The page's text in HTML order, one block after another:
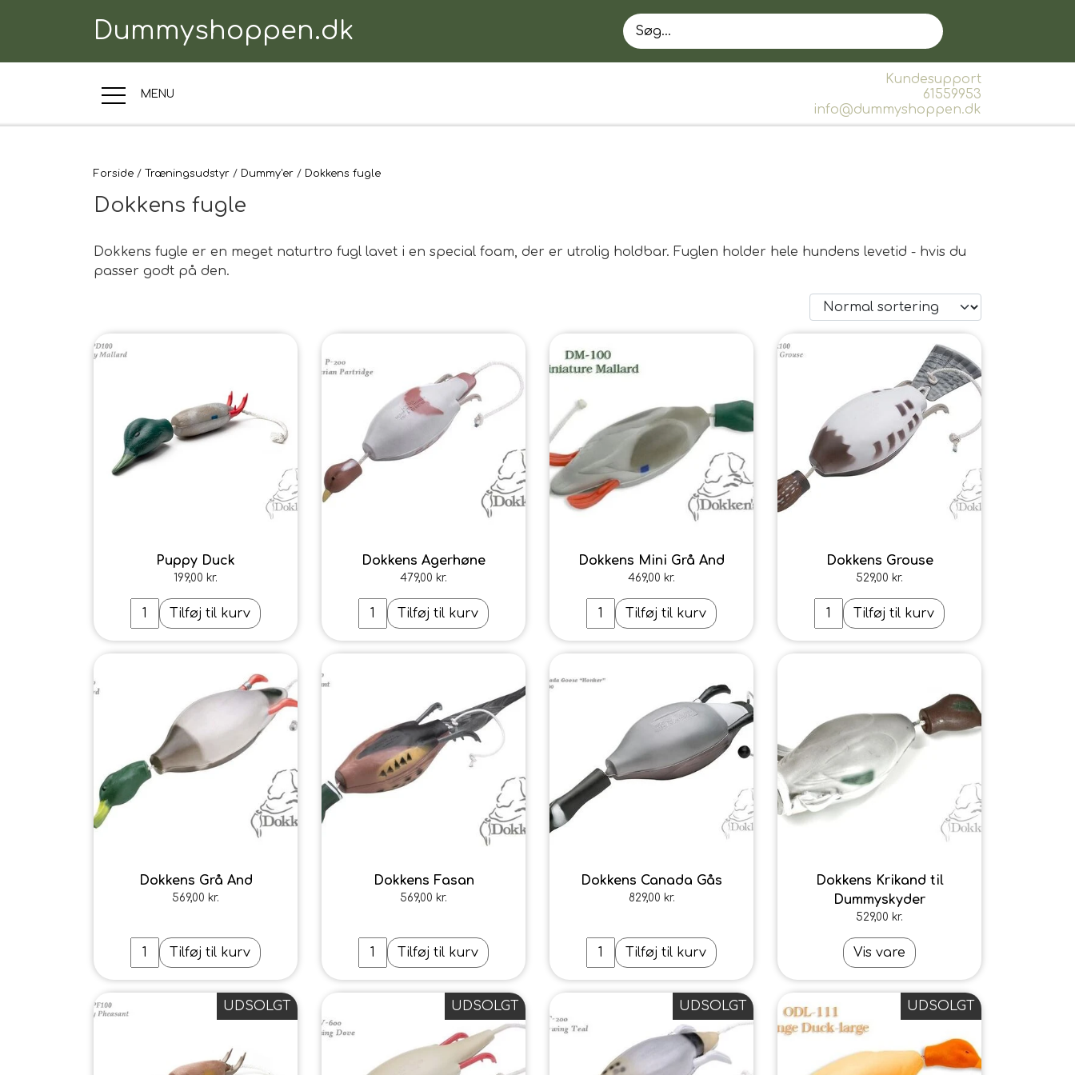
Dummyshoppen.dk
MENU
Kundesupport
61559953
info@dummyshoppen.dk
TRÆNINGSUDSTYR
TIL HUNDEN
TIL BILEN
FODER & FODER TILSKUD
PRÆMIER & GAVER
Forside Træningsudstyr Dummy'er Dokkens fugle
Dokkens fugle
Dokkens fugle er en meget naturtro fugl lavet i en special foam, der er utrolig holdbar. Fuglen holder hele hundens levetid - hvis du
passer godt på den.
Puppy Duck
199,00 kr.
Tilføj til kurv
Dokkens Agerhøne
479,00 kr.
Tilføj til kurv
Dokkens Mini Grå And
469,00 kr.
Tilføj til kurv
Dokkens Grouse
529,00 kr.
Tilføj til kurv
Dokkens Grå And
569,00 kr.
Tilføj til kurv
Dokkens Fasan
569,00 kr.
Tilføj til kurv
Dokkens Canada Gås
829,00 kr.
Tilføj til kurv
Dokkens Krikand til
Dummyskyder
529,00 kr.
Vis vare
UDSOLGT UDSOLGT UDSOLGT UDSOLGT